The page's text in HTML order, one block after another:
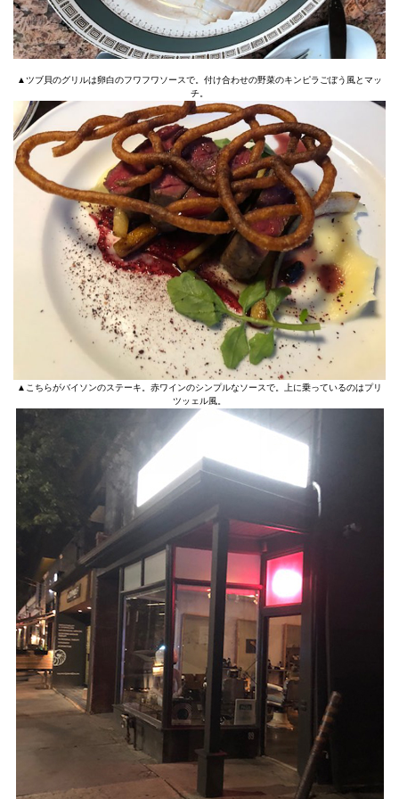
▲ツブ貝のグリルは卵白のフワフワソースで。付け合わせの野菜のキンピラごぼう風とマッ
チ。
▲こちらがバイソンのステーキ。赤ワインのシンプルなソースで。上に乗っているのはプリ
ツッェル風。